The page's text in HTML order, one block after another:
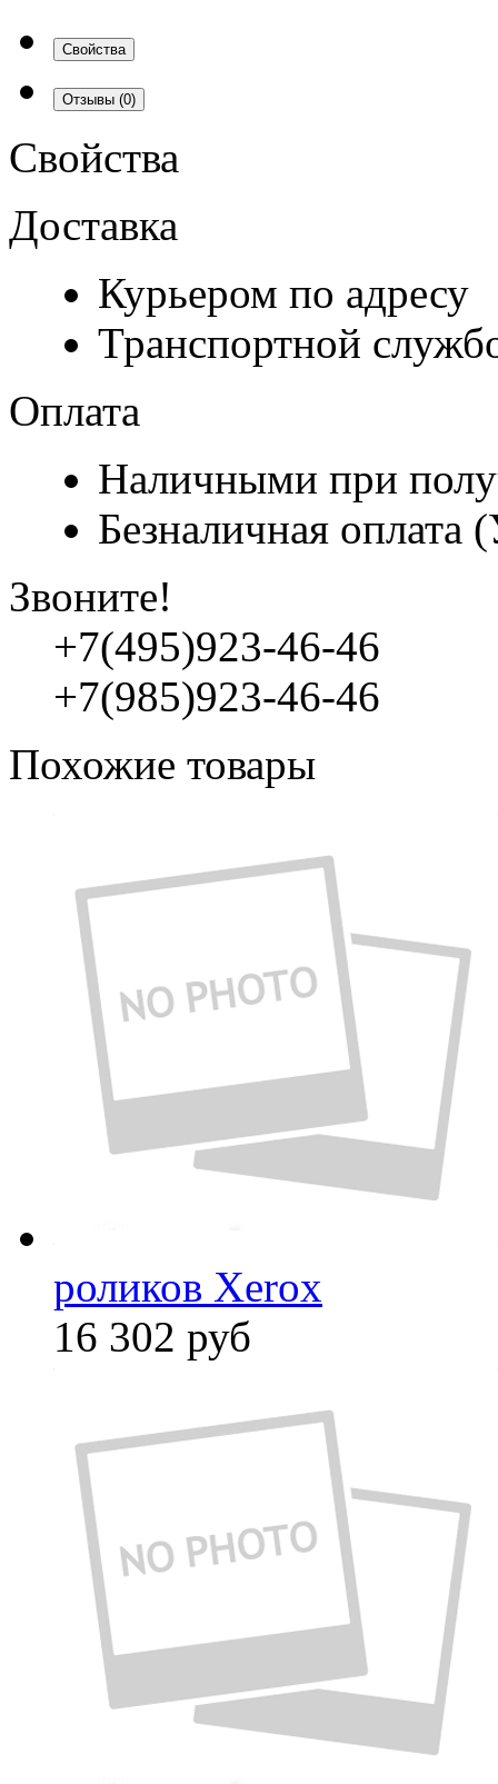
Свойства
Отзывы (0)
Свойства
Доставка
Курьером по адресу
Транспортной
Оплата
Наличными при
Безналичная
Звоните!
+7(495)923-46-46
+7(985)923-46-46
Похожие товары
роликов Xerox
16 302 руб